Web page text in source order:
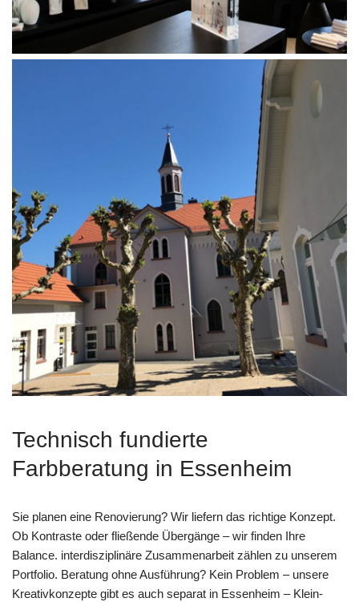
Technisch fundierte
Farbberatung in Essenheim
Sie planen eine Renovierung? Wir liefern das richtige Konzept.
Ob Kontraste oder fließende Übergänge – wir finden Ihre
Balance. interdisziplinäre Zusammenarbeit zählen zu unserem
Portfolio. Beratung ohne Ausführung? Kein Problem – unsere
Kreativkonzepte gibt es auch separat in Essenheim – Klein-